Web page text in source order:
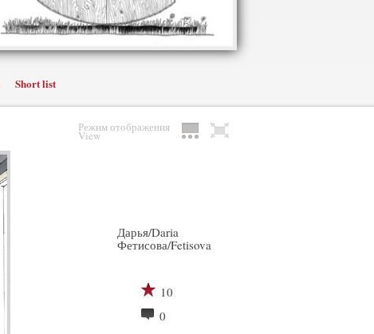
Short list
Режим отображения
View
Дарья/Daria
Фетисова/Fetisova
10
0